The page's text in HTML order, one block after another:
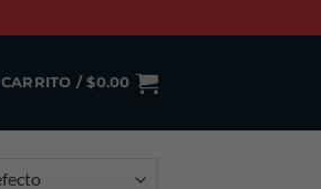
CARRITO /$0.00